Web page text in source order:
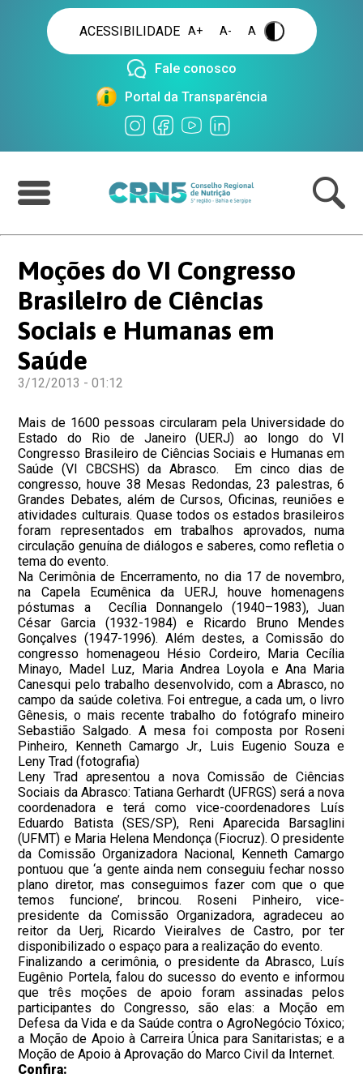
ACESSIBILIDADE A+ A- A .
Fale conosco
Portal da Transparência
Moções do VI Congresso
Brasileiro de Ciências
Sociais e Humanas em
Saúde
3/12/2013 - 01:12
Mais de 1600 pessoas circularam pela Universidade do
Estado do Rio de Janeiro (UERJ) ao longo do VI
Congresso Brasileiro de Ciências Sociais e Humanas em
Saúde (VI CBCSHS) da Abrasco. Em cinco dias de
congresso, houve 38 Mesas Redondas, 23 palestras, 6
Grandes Debates, além de Cursos, Oficinas, reuniões e
atividades culturais. Quase todos os estados brasileiros
foram representados em trabalhos aprovados, numa
circulação genuína de diálogos e saberes, como refletia o
tema do evento.
Na Cerimônia de Encerramento, no dia 17 de novembro,
na Capela Ecumênica da UERJ, houve homenagens
póstumas a Cecília Donnangelo (1940–1983), Juan
César Garcia (1932-1984) e Ricardo Bruno Mendes
Gonçalves (1947-1996). Além destes, a Comissão do
congresso homenageou Hésio Cordeiro, Maria Cecília
Minayo, Madel Luz, Maria Andrea Loyola e Ana Maria
Canesqui pelo trabalho desenvolvido, com a Abrasco, no
campo da saúde coletiva. Foi entregue, a cada um, o livro
Gênesis, o mais recente trabalho do fotógrafo mineiro
Sebastião Salgado. A mesa foi composta por Roseni
Pinheiro, Kenneth Camargo Jr., Luis Eugenio Souza e
Leny Trad (fotografia)
Leny Trad apresentou a nova Comissão de Ciências
Sociais da Abrasco: Tatiana Gerhardt (UFRGS) será a nova
coordenadora e terá como vice-coordenadores Luís
Eduardo Batista (SES/SP), Reni Aparecida Barsaglini
(UFMT) e Maria Helena Mendonça (Fiocruz). O presidente
da Comissão Organizadora Nacional, Kenneth Camargo
pontuou que ‘a gente ainda nem conseguiu fechar nosso
plano diretor, mas conseguimos fazer com que o que
temos funcione’, brincou. Roseni Pinheiro, vice-
presidente da Comissão Organizadora, agradeceu ao
reitor da Uerj, Ricardo Vieiralves de Castro, por ter
disponibilizado o espaço para a realização do evento.
Finalizando a cerimônia, o presidente da Abrasco, Luís
Eugênio Portela, falou do sucesso do evento e informou
que três moções de apoio foram assinadas pelos
participantes do Congresso, são elas: a Moção em
Defesa da Vida e da Saúde contra o AgroNegócio Tóxico;
a Moção de Apoio à Carreira Única para Sanitaristas; e a
Moção de Apoio à Aprovação do Marco Civil da Internet.
Confira: